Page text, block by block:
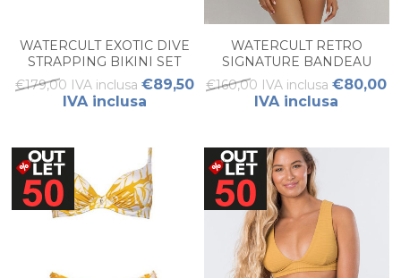
WATERCULT EXOTIC DIVE
STRAPPING BIKINI SET
WOMAN
€179,00 IVA inclusa €89,50
IVA inclusa
WATERCULT RETRO
SIGNATURE BANDEAU
BIKINI SET
€160,00 IVA inclusa €80,00
IVA inclusa